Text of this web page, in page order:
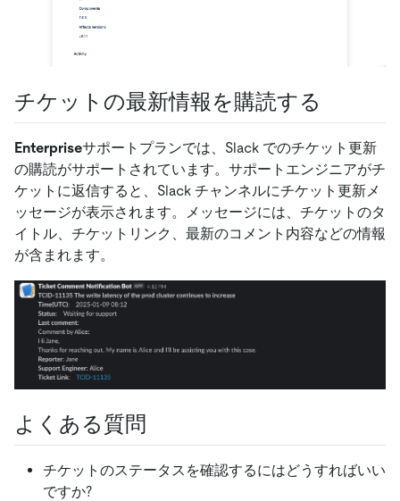
チケットの最新情報を購読する
Enterpriseサポートプランでは、Slack でのチケット更新
の購読がサポートされています。サポートエンジニアがチ
ケットに返信すると、Slack チャンネルにチケット更新メ
ッセージが表示されます。メッセージには、チケットのタ
イトル、チケットリンク、最新のコメント内容などの情報
が含まれます。
よくある質問
チケットのステータスを確認するにはどうすればいい
ですか?